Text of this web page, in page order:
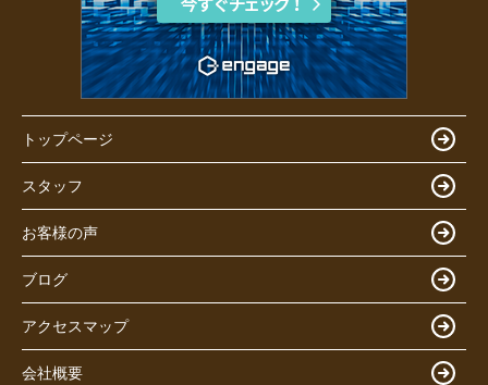
トップページ
スタッフ
お客様の声
ブログ
アクセスマップ
会社概要